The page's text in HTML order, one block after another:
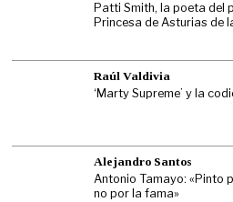
Patti Smith, la poeta del
Princesa de Asturias de
Raúl Valdivia
‘Marty Supreme’ y la
Alejandro Santos
Antonio Tamayo: «Pinto
no por la fama»